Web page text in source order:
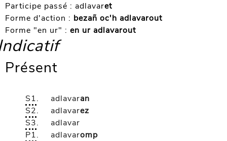
Participe passé : adlavaret
Forme d'action : bezañ oc'h adlavarout
Forme "en ur" : en ur adlavarout
Présent
S1. adlavaran
S2. adlavarez
S3.
adlavar
P1. adlavaromp